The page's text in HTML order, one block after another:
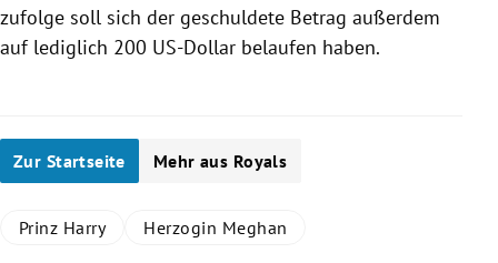
zufolge soll sich der geschuldete Betrag außerdem
auf lediglich 200 US-Dollar belaufen haben.
Zur Startseite Mehr aus Royals
Prinz Harry Herzogin Meghan